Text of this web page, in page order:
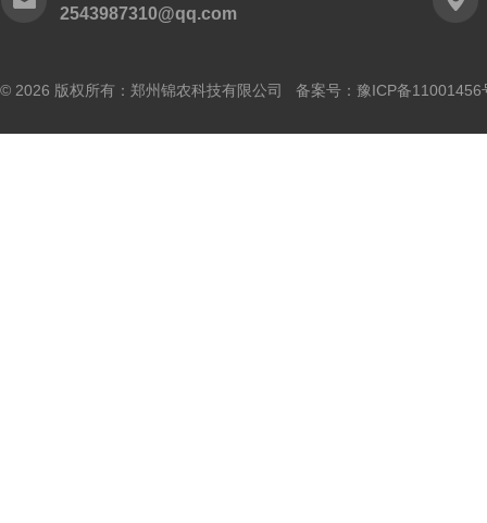
2543987310@qq.com
© 2026 版权所有：郑州锦农科技有限公司 备案号： 豫ICP备11001456